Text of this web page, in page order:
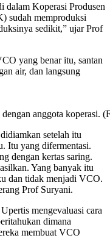
dalam Koperasi Produsen
sudah memproduksi
sedikit,” ujar Prof
yang benar itu, santan
air, dan langsung
anggota koperasi.
setelah itu
Itu yang difermentasi.
dengan kertas saring.
Yang banyak itu
dan tidak menjadi VCO.
Prof Suryani.
mengevaluasi cara
dimana
membuat VCO